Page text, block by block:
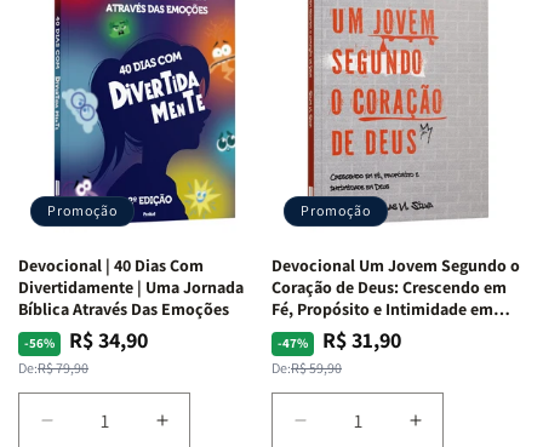
Guerra
Isabelle
S.
Alves
Guerra
|
Isabelle
S.
Alves
Mulheres
da
Bíblia
Equipe
Teológica
Penkal
Mulheres
da
Bíblia
|
Equipe
Teológica
Penkal
Promoção
Devocional | 40 Dias Com
Divertidamente | Uma Jornada
Bíblica Através Das Emoções
-56%
Preço
normal
De:R$ 79,90
Preço
promocional
R$ 34,90
Diminuir
Aumentar
Promoção
Devocional Um Jovem Segundo o
Coração de Deus: Crescendo em
Fé, Propósito e Intimidade em
Deus
-47%
Preço
normal
De:R$ 59,90
Preço
promocional
R$ 31,90
Diminuir
Aumentar